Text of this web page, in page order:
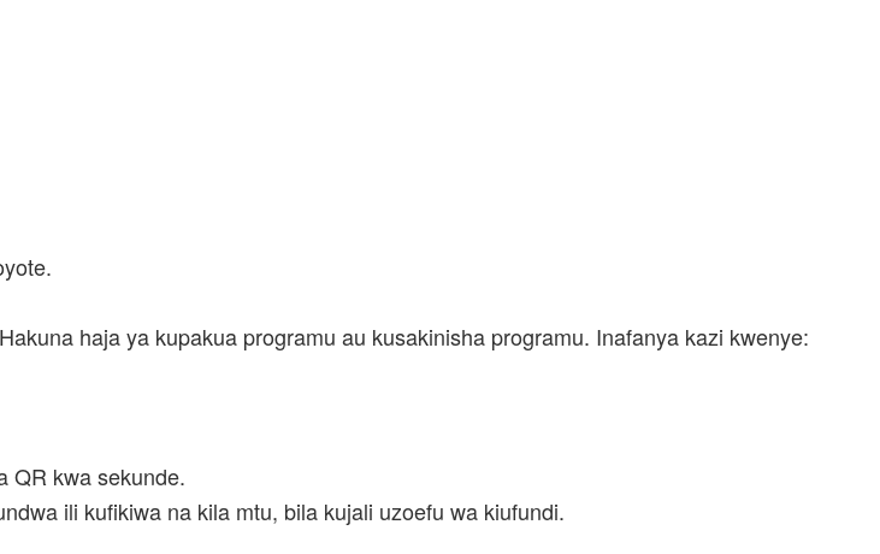
haja ya kupakua programu au kusakinisha programu. Inafanya kazi kwenye:
QR kwa sekunde.
ili kufikiwa na kila mtu, bila kujali uzoefu wa kiufundi.